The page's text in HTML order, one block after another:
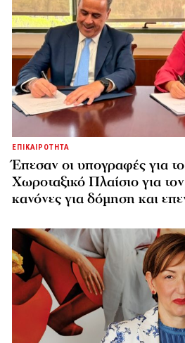
ΕΠΙΚΑΙΡΟΤΗΤΑ
Έπεσαν οι υπογραφές για
Χωροταξικό Πλαίσιο για
κανόνες για δόμηση και